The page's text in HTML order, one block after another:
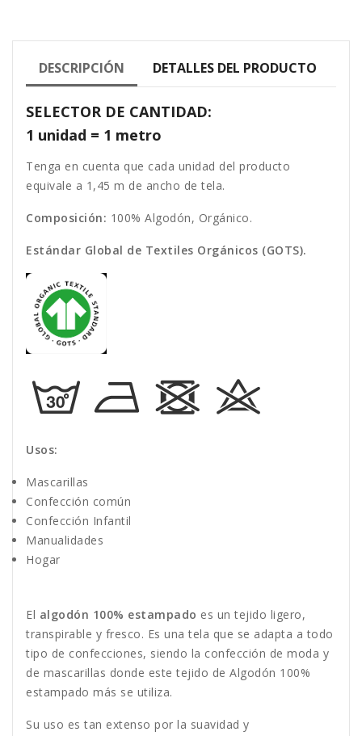
DESCRIPCIÓN DETALLES DEL PRODUCTO
SELECTOR DE CANTIDAD:
1 unidad = 1 metro
Tenga en cuenta que cada unidad del producto
equivale a 1,45 m de ancho de tela.
Composición: 100% Algodón, Orgánico.
Estándar Global de Textiles Orgánicos (GOTS).
Usos:
Mascarillas
Confección común
Confección Infantil
Manualidades
Hogar
El algodón 100% estampado es un tejido ligero,
transpirable y fresco. Es una tela que se adapta a todo
tipo de confecciones, siendo la confección de moda y
de mascarillas donde este tejido de Algodón 100%
estampado más se utiliza.
Su uso es tan extenso por la suavidad y